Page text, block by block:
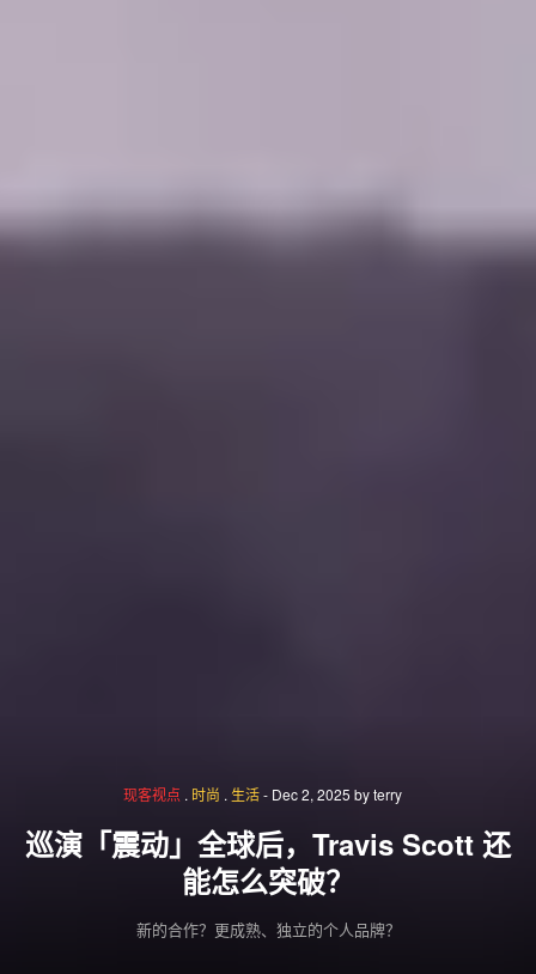
现客视点 . 时尚 . 生活- Dec 2, 2025 byterry
巡演「震动」全球后，Travis Scott 还
能怎么突破？
新的合作？更成熟、独立的个人品牌？